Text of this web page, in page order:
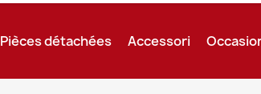
Pièces détachées Accessori